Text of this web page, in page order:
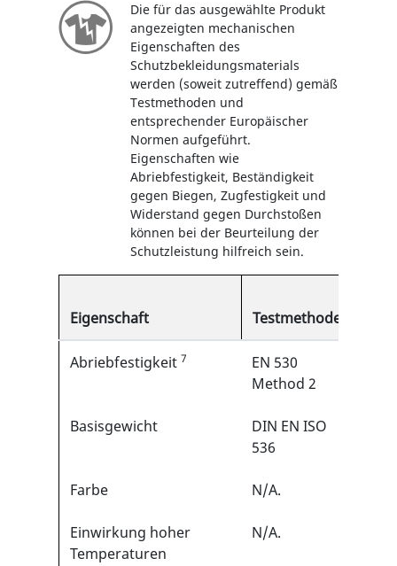
Die für das ausgewählte Produkt
angezeigten mechanischen
Eigenschaften des
Schutzbekleidungsmaterials
werden (soweit zutreffend) gemäß
Testmethoden und
entsprechender Europäischer
Normen aufgeführt.
Eigenschaften wie
Abriebfestigkeit, Beständigkeit
gegen Biegen, Zugfestigkeit und
Widerstand gegen Durchstoßen
können bei der Beurteilung der
Schutzleistung hilfreich sein.
Eigenschaft Testmethode
Abriebfestigkeit 7
EN 530
Method 2
Basisgewicht
DIN EN ISO
536
Farbe N/A.
Einwirkung hoher
Temperaturen
N/A.